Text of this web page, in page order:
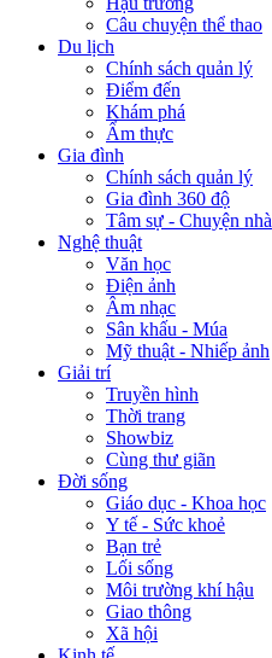
Câu chuyện thể thao
Du lịch
Chính sách quản lý
Điểm đến
Khám phá
Ẩm thực
Gia đình
Chính sách quản lý
Gia đình 360 độ
Tâm sự - Chuyện nhà
Nghệ thuật
Văn học
Điện ảnh
Âm nhạc
Sân khấu - Múa
Mỹ thuật - Nhiếp ảnh
Giải trí
Truyền hình
Thời trang
Showbiz
Cùng thư giãn
Đời sống
Giáo dục - Khoa học
Y tế - Sức khoẻ
Bạn trẻ
Lối sống
Môi trường khí hậu
Giao thông
Xã hội